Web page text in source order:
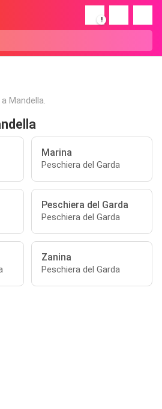
!
Mandella.
Marina
Peschiera del Garda
Peschiera del Garda
Peschiera del Garda
Zanina
Peschiera del Garda